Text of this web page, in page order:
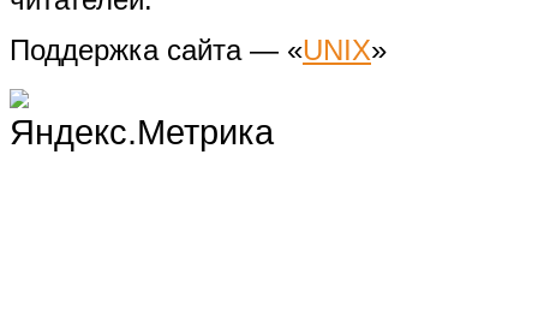
Поддержка сайта — «UNIX»